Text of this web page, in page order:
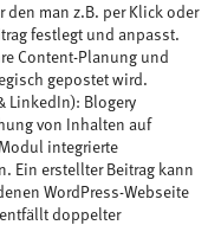
den man z.B. per Klick oder
festlegt und anpasst.
Content-Planung und
gepostet wird.
LinkedIn): Blogery
von Inhalten auf
integrierte
Ein erstellter Beitrag kann
WordPress-Webseite
doppelter